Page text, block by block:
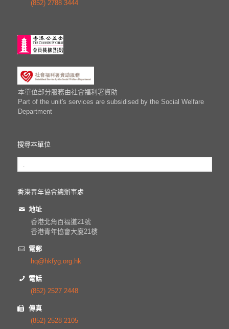
(852) 2788 3444
本單位部分服務由社會福利署資助
Part of the unit's services are subsidised by the Social Welfare
Department
搜尋本單位
香港青年協會總辦事處
地址
香港北角百福道21號
香港青年協會大廈21樓
電郵
hq@hkfyg.org.hk
電話
(852) 2527 2448
傳真
(852) 2528 2105